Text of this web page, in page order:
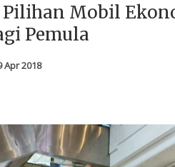
Pilihan Mobil
Pemula
Apr 2018